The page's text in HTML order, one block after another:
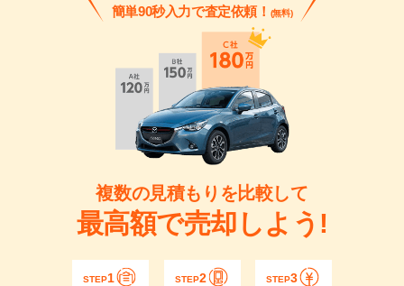
簡単90秒入力で査定依頼！ (無料)
複数の見積もりを比較して
最高額で売却しよう!
STEP1 STEP2 STEP3